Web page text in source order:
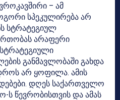
– ამ
სპეკულირება არ
სტრატეგიულ
არაფერი
სტრატეგიული
განმავლობაში გახდა
არ ყოფილა. ამის
დღეს საქართველო
ს წევრობისთვის და ამას